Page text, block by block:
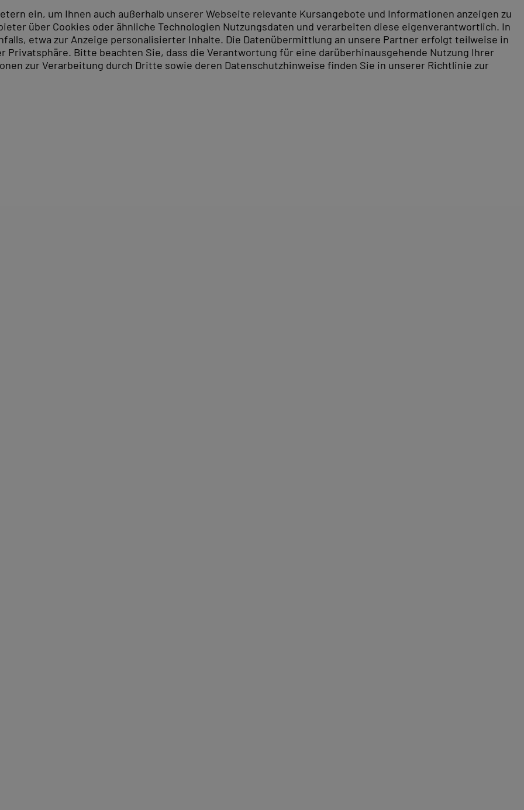
Professional Package (I23, 5 Tage) mit den Modulen Create, Deliver & Support und Direct, Plan &
und kontinuierliche Verbesserung.
und Kursmaterial sind im Preis enthalten, alle Seminare auch als Firmenschulung in Hamburger
Hamburg
COLLEGE-Schulungszentrum. Mit seinen vielen einzigartigen Bezirken bietet die Freie und Hansestadt
der größten Häfen Europas und ist zu Wasser und auch zu Land sehr sehenswert. Bei einer Hafenrundfahrt
Reeperbahn werden sowohl Kunst- als auch Kulturliebhaber abgeholt. Der berühmte Hamburger
immer ein Besuch wert.
guten Stunde aus den Hafenstädten Kiel und Lübeck zu erreichen.
an, sondern im gesamten deutschsprachigen Raum Weiterbildungen für Ihr IT-Know-how. Mit über
Fortbildung durch.
im Angebot. Eine Übersicht aller Schulungsthemen finden Sie in unserer
ein, um Ihnen auch außerhalb unserer Webseite relevante Kursangebote und Informationen anzeigen zu
über Cookies oder ähnliche Technologien Nutzungsdaten und verarbeiten diese eigenverantwortlich. In
etwa zur Anzeige personalisierter Inhalte. Die Datenübermittlung an unsere Partner erfolgt teilweise in
Privatsphäre. Bitte beachten Sie, dass die Verantwortung für eine darüberhinausgehende Nutzung Ihrer
zur Verarbeitung durch Dritte sowie deren Datenschutzhinweise finden Sie in unserer Richtlinie zur